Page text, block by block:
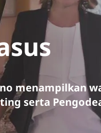
menampilkan
serta